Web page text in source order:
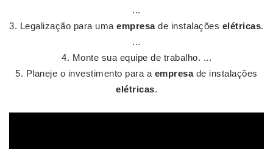
...
Legalização para umaempresade instalações elétricas.
...
Monte sua equipe de trabalho. ...
Planeje o investimento para a empresade instalações
elétricas.